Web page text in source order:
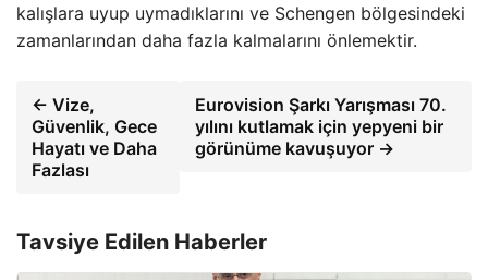
kalışlara uyup uymadıklarını ve Schengen bölgesindeki
zamanlarından daha fazla kalmalarını önlemektir.
← Vize,
Güvenlik, Gece
Hayatı ve Daha
Fazlası
Eurovision Şarkı Yarışması 70.
yılını kutlamak için yepyeni bir
görünüme kavuşuyor →
Tavsiye Edilen Haberler